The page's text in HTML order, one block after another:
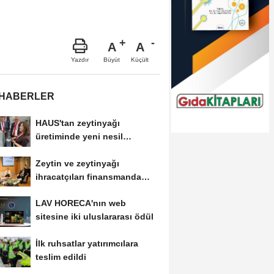
Yazdır
A
Büyüt
A
Küçült
HAUS'tan zeytinyağı
üretiminde yeni nesil
Zeytin ve zeytinyağı
ihracatçıları finansmanda
LAV HORECA'nın web
sitesine iki uluslararası ödül
İlk ruhsatlar yatırımcılara
teslim edildi